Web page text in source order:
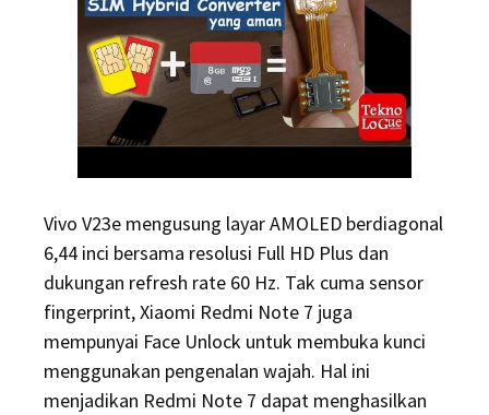
Vivo V23e mengusung layar AMOLED berdiagonal
6,44 inci bersama resolusi Full HD Plus dan
dukungan refresh rate 60 Hz. Tak cuma sensor
fingerprint, Xiaomi Redmi Note 7 juga
mempunyai Face Unlock untuk membuka kunci
menggunakan pengenalan wajah. Hal ini
menjadikan Redmi Note 7 dapat menghasilkan